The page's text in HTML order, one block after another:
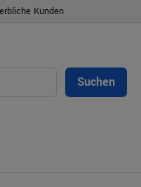
Kunden
Suchen